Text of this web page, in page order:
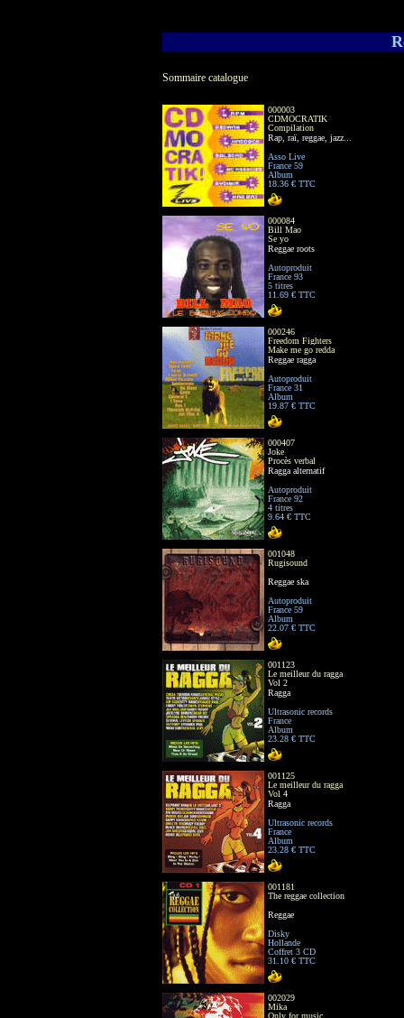
Sommaire catalogue
000003
CDMOCRATIK
Compilation
Rap, raï, reggae, jazz...
Asso Live
France 59
Album
18.36 € TTC
000084
Bill Mao
Se yo
Reggae roots
Autoproduit
France 93
5 titres
11.69 € TTC
000246
Freedom Fighters
Make me go redda
Reggae ragga
Autoproduit
France 31
Album
19.87 € TTC
000407
Joke
Procès verbal
Ragga alternatif
Autoproduit
France 92
4 titres
9.64 € TTC
001048
Rugisound
Reggae ska
Autoproduit
France 59
Album
22.07 € TTC
001123
Le meilleur du ragga
Vol 2
Ragga
Ultrasonic records
France
Album
23.28 € TTC
001125
Le meilleur du ragga
Vol 4
Ragga
Ultrasonic records
France
Album
23.28 € TTC
001181
The reggae collection
Reggae
Disky
Hollande
Coffret 3 CD
31.10 € TTC
002029
Mika
Only for music